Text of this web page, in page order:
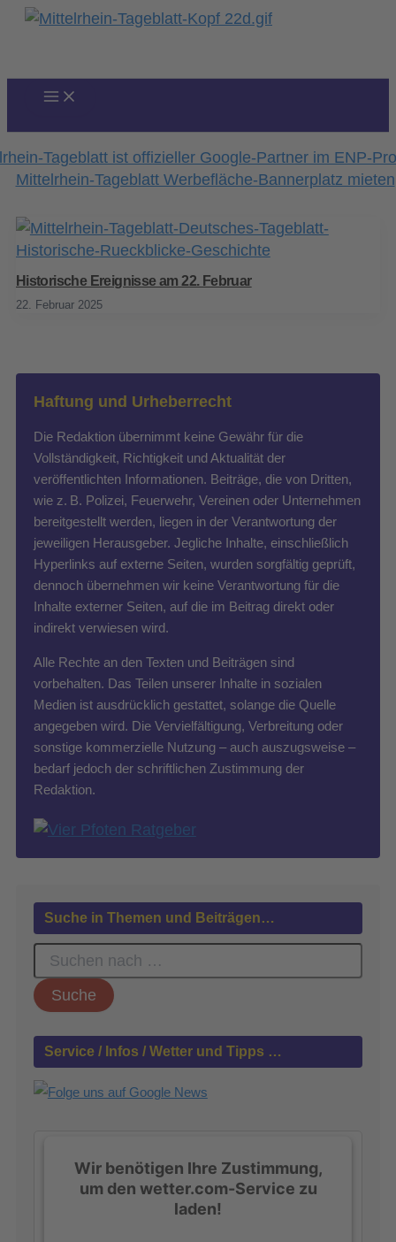
Zum
Historische Ereignisse am 22. Februar
22. Februar 2025
Haftung und Urheberrecht
Die Redaktion übernimmt keine Gewähr für die
Vollständigkeit, Richtigkeit und Aktualität der
veröffentlichten Informationen. Beiträge, die von Dritten,
wie z. B. Polizei, Feuerwehr, Vereinen oder Unternehmen
bereitgestellt werden, liegen in der Verantwortung der
jeweiligen Herausgeber. Jegliche Inhalte, einschließlich
Hyperlinks auf externe Seiten, wurden sorgfältig geprüft,
dennoch übernehmen wir keine Verantwortung für die
Inhalte externer Seiten, auf die im Beitrag direkt oder
indirekt verwiesen wird.
Alle Rechte an den Texten und Beiträgen sind
vorbehalten. Das Teilen unserer Inhalte in sozialen
Medien ist ausdrücklich gestattet, solange die Quelle
angegeben wird. Die Vervielfältigung, Verbreitung oder
sonstige kommerzielle Nutzung – auch auszugsweise –
bedarf jedoch der schriftlichen Zustimmung der
Redaktion.
Suche in Themen und Beiträgen…
S
c
h
n
c
Service / Infos / Wetter und Tipps …
Wir benötigen Ihre Zustimmung,
um den wetter.com-Service zu
laden!